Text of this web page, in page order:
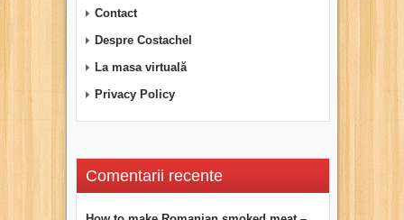
Contact
Despre Costachel
La masa virtuală
Privacy Policy
Comentarii recente